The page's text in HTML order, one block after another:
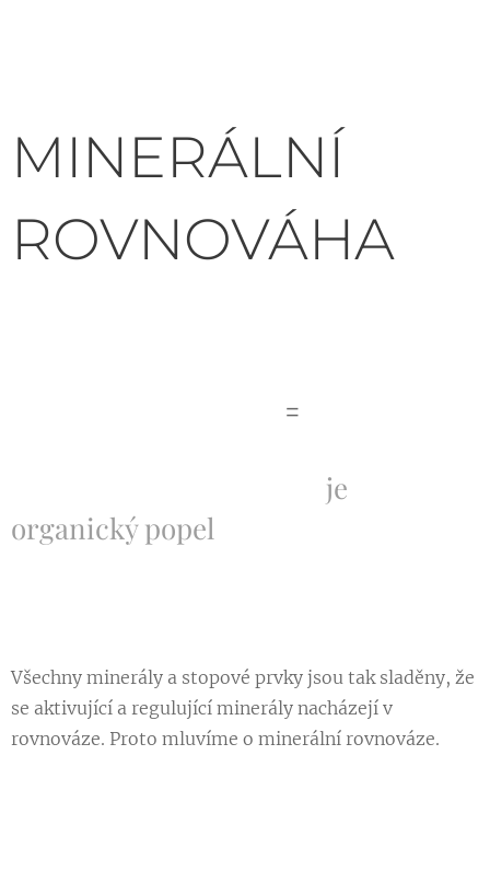
MINERÁLNÍ
ROVNOVÁHA
=
je
organický popel
Všechny minerály a stopové prvky jsou tak sladěny, že
se aktivující a regulující minerály nacházejí v
rovnováze. Proto mluvíme o minerální rovnováze.